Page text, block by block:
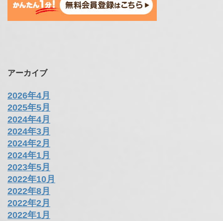
アーカイブ
2026年4月
2025年5月
2024年4月
2024年3月
2024年2月
2024年1月
2023年5月
2022年10月
2022年8月
2022年2月
2022年1月